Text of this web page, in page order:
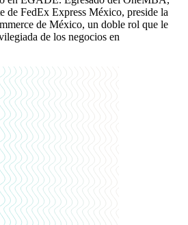
de FedEx Express México, preside la
de México, un doble rol que le
de los negocios en